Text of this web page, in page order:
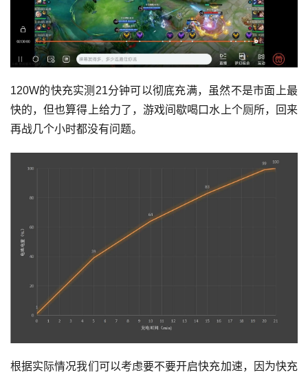
120W的快充实测21分钟可以彻底充满，虽然不是市面上最
快的，但也算得上给力了，游戏间歇喝口水上个厕所，回来
再战几个小时都没有问题。
根据实际情况我们可以考虑要不要开启快充加速，因为快充